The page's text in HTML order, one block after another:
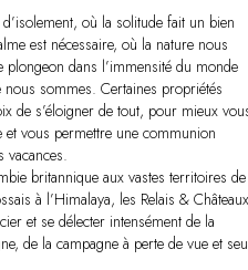
où la solitude fait un bien
est nécessaire, où la nature nous
dans l’immensité du monde
sommes. Certaines propriétés
de s’éloigner de tout, pour mieux
vous permettre une communion
vacances.
britannique aux vastes territoires de
à l’Himalaya, les Relais &
et se délecter intensément de la
de la campagne à perte de vue et